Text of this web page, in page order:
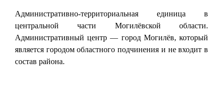
Административно-территориальная единица в
центральной части Могилёвской области.
Административный центр — город Могилёв, который
является городом областного подчинения и не входит в
состав района.